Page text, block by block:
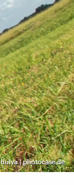
| photocase.de